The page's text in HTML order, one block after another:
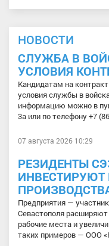
НОВОСТИ
СЛУЖБА В
УСЛОВИЯ
Кандидатам на
условия службы в
информацию можно в
3а или по телефону +7
07 августа 2026 10:29
РЕЗИДЕНТЫ
ИНВЕСТИРУЮТ
Предприятия —
Севастополя
рабочие места и
таких примеров — ООО